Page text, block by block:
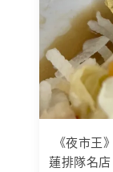
《夜市王
蓮排隊名